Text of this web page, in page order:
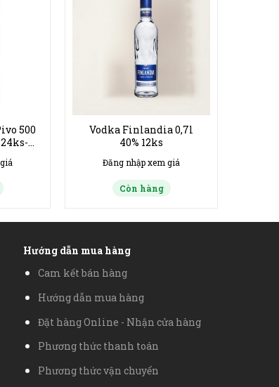
500
Vodka Finlandia 0,7l
40% 12ks
Đăng nhập xem giá
Còn hàng
Hướng dẫn mua hàng
Cam kết bán hàng
Hướng dẫn mua hàng
Đặt hàng Online - Nhận cửa hàng
Phương thức thanh toán
Phương thức vận chuyển